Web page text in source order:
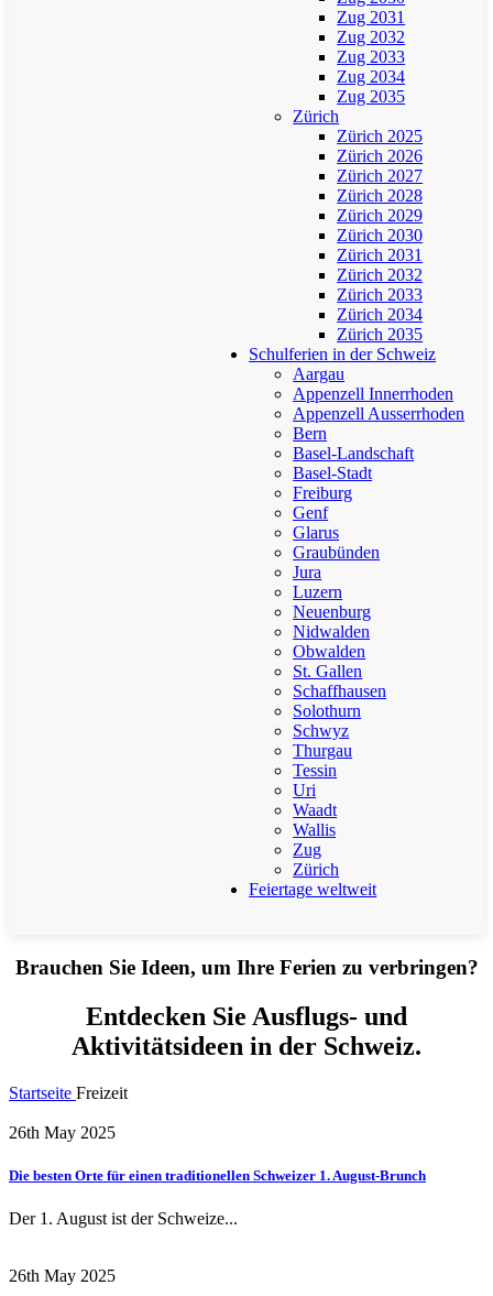
Zug 2031
Zug 2032
Zug 2033
Zug 2034
Zug 2035
Zürich
Zürich 2025
Zürich 2026
Zürich 2027
Zürich 2028
Zürich 2029
Zürich 2030
Zürich 2031
Zürich 2032
Zürich 2033
Zürich 2034
Zürich 2035
Schulferien in der Schweiz
Aargau
Appenzell Innerrhoden
Appenzell Ausserrhoden
Bern
Basel-Landschaft
Basel-Stadt
Freiburg
Genf
Glarus
Graubünden
Jura
Luzern
Neuenburg
Nidwalden
Obwalden
St. Gallen
Schaffhausen
Solothurn
Schwyz
Thurgau
Tessin
Uri
Waadt
Wallis
Zug
Zürich
Feiertage weltweit
Brauchen Sie Ideen, um Ihre Ferien zu verbringen?
Entdecken Sie Ausflugs- und
Aktivitätsideen in der Schweiz.
Startseite Freizeit
26th May 2025
Die besten Orte für einen traditionellen Schweizer 1. August-Brunch
Der 1. August ist der Schweize...
26th May 2025